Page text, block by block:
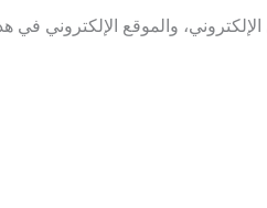
والموقع الإلكتروني في